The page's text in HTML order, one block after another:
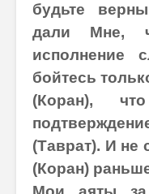
будьте
дали Мне,
исполнение
бойтесь
(Коран),
(Таврат). И не
(Коран)